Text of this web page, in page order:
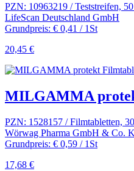
PZN: 10963219 / Teststreifen,
LifeScan Deutschland GmbH
Grundpreis: € 0,41 / 1St
20,45 €
MILGAMMA
PZN: 1528157 / Filmtabletten,
Wörwag Pharma GmbH & Co.
Grundpreis: € 0,59 / 1St
17,68 €